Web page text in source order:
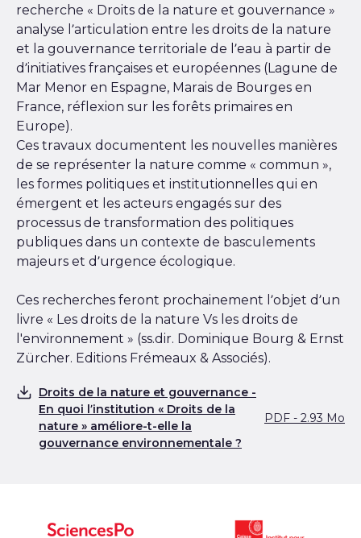
recherche « Droits de la nature et gouvernance »
analyse l’articulation entre les droits de la nature
et la gouvernance territoriale de l’eau à partir de
d’initiatives françaises et européennes (Lagune de
Mar Menor en Espagne, Marais de Bourges en
France, réflexion sur les forêts primaires en
Europe).
Ces travaux documentent les nouvelles manières
de se représenter la nature comme « commun »,
les formes politiques et institutionnelles qui en
émergent et les acteurs engagés sur des
processus de transformation des politiques
publiques dans un contexte de basculements
majeurs et d’urgence écologique.
Ces recherches feront prochainement l’objet d’un
livre « Les droits de la nature Vs les droits de
l'environnement » (ss.dir. Dominique Bourg & Ernst
Zürcher. Editions Frémeaux & Associés).
Télécharger
Droits de la nature et gouvernance -
En quoi l’institution « Droits de la
nature » améliore-t-elle la
gouvernance environnementale ?
PDF - 2.93 Mo